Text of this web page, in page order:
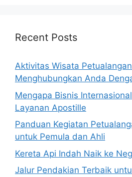
Recent Posts
Aktivitas Wisata
Menghubungkan Anda
Mengapa Bisnis
Layanan Apostille
Panduan Kegiatan
untuk Pemula dan Ahli
Kereta Api Indah Naik ke
Jalur Pendakian Terbaik